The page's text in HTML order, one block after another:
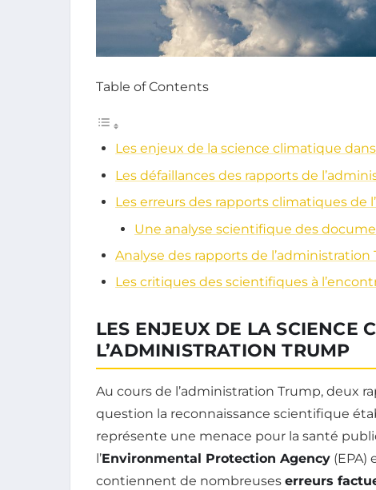
Table of Contents
Les enjeux de la science climatique
Les défaillances des rapports de
Les erreurs des rapports climatiques de
Une analyse scientifique des
Analyse des rapports de
Les critiques des scientifiques à
LES ENJEUX DE LA SCIENCE
L’ADMINISTRATION TRUMP
Au cours de l’administration Trump, deux
question la reconnaissance scientifique
représente une menace pour la santé
l’Environmental Protection Agency (EPA)
contiennent de nombreuses erreurs